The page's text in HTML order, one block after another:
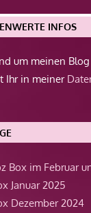
INFOS
um meinen
Ihr in meiner
Box im Februar
Januar 2025
Dezember 2024